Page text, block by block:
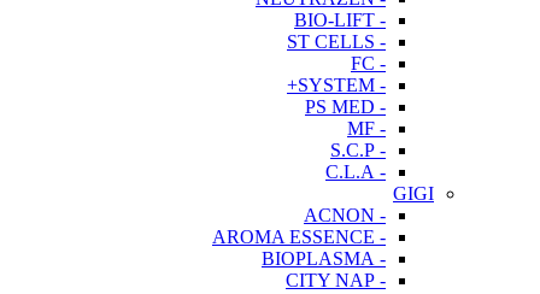
- BIO-LIFT
- ST CELLS
- FC
- SYSTEM+
- PS MED
- MF
- S.C.P
- C.L.A
GIGI
- ACNON
- AROMA ESSENCE
- BIOPLASMA
- CITY NAP